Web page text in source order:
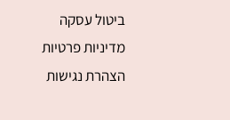
ביטול עסקה
מדיניות פרטיות
הצהרת נגישות